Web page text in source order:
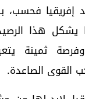
إفريقيا
يشكل هذا
ثمينة
القوى الصاعدة.